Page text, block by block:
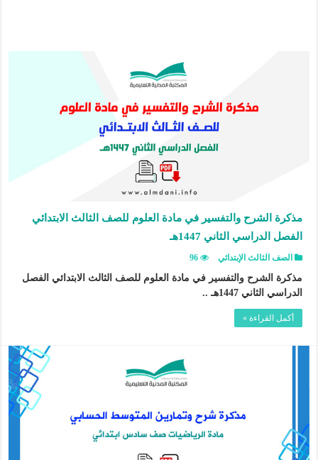
مذكرة الشرح والتفسير في مادة العلوم للصف الثالث الابتدائي
الفصل الدراسي الثاني 1447هـ
الصف الثالث الإبتدائي 96
مذكرة الشرح والتفسير في مادة العلوم للصف الثالث الابتدائي الفصل
الدراسي الثاني 1447هـ ..
أكمل القراءة »